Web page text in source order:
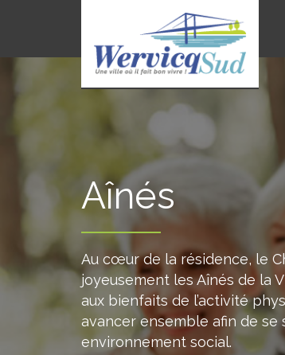
Aînés
Au cœur de la résidence, le
joyeusement les Aînés de la
aux bienfaits de l’activité
avancer ensemble afin de
environnement social.